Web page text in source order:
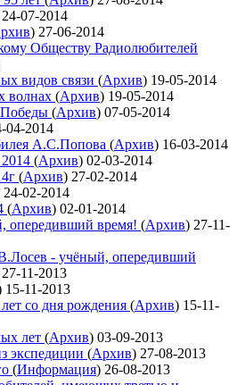
24-07-2014
) 27-06-2014
Обществу Радиолюбителей
видов связи (Архив) 19-05-2014
волнах (Архив) 19-05-2014
(Архив) 07-05-2014
04-2014
А.С.Попова (Архив) 16-03-2014
(Архив) 02-03-2014
(Архив) 27-02-2014
24-02-2014
(Архив) 02-01-2014
опередивший время! (Архив) 27-11-
- учёный, опередивший
27-11-2013
15-11-2013
со дня рождения (Архив) 15-11-
лет (Архив) 03-09-2013
экспедиции (Архив) 27-08-2013
(Информация) 26-08-2013